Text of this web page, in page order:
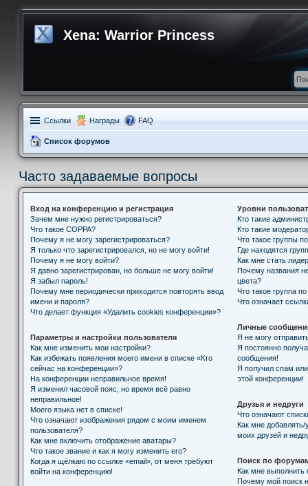
Xena: Warrior Princess
Ссылки Награды FAQ
Список форумов
Часто задаваемые вопросы
Вход на конференцию и регистрация
Зачем мне нужно регистрироваться?
Что такое COPPA?
Почему я не могу зарегистрироваться?
Я только что зарегистрировался, но не могу войти!
Почему я не могу войти?
Я давно зарегистрирован, но больше не могу войти!
Я забыл пароль!
Почему мне периодически приходится повторять ввод
имени и пароля?
Что делает функция «Удалить cookies конференции»?
Параметры и настройки пользователя
Как мне изменить мои настройки?
Как избежать появления моего имени в списке «Кто
сейчас на конференции»?
На конференции неправильное время!
Я изменил часовой пояс, но время всё равно
неправильное!
Моего языка нет в списке!
Что означают изображения рядом с моим именем
пользователя?
Как мне включить отображение аватары?
Что такое звание и как я могу изменить его?
Когда я щёлкаю по ссылке «email», от меня требуют
войти на конференцию!
Уровни
Кто такие
Кто такие
Что такое группы
Где находятся
Как мне стать
Почему названия
цвета?
Что такое группа
Что означает
Личные
Я не могу
Я постоянно
сообщения!
Я получил спам или
этой конференции!
Друзья и недруги
Что означают
Как мне добавлять/
моих друзей и
Поиск по
Как мне
Почему мой поиск